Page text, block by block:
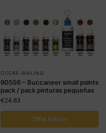
OCCRE-MALING
90556 – Buccaneer small paints
pack / pack pinturas pequeñas
€24.63
Tilføj til kurv